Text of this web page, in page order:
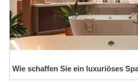
Wie schaffen Sie ein luxuriöses